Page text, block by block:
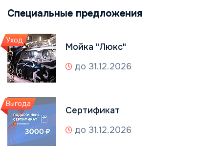
Специальные предложения
Уход
Мойка "Люкс"
до 31.12.2026
Выгода
Сертификат
до 31.12.2026